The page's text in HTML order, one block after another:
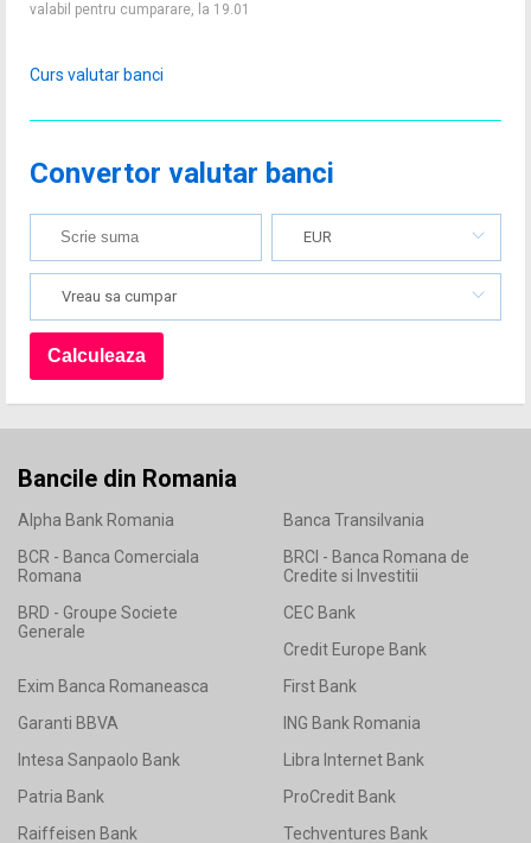
valabil pentru cumparare, la 19.01
Curs valutar banci
Convertor valutar banci
EUR
Vreau sa cumpar
Bancile din Romania
Alpha Bank Romania
Banca Transilvania
BCR - Banca Comerciala
Romana
BRCI - Banca Romana de
Credite si Investitii
BRD - Groupe Societe
Generale
CEC Bank
Credit Europe Bank
Exim Banca Romaneasca
First Bank
Garanti BBVA
ING Bank Romania
Intesa Sanpaolo Bank
Libra Internet Bank
Patria Bank
ProCredit Bank
Raiffeisen Bank
Techventures Bank